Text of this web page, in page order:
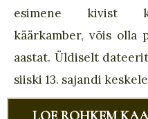
esimene kivist
käärkamber, võis olla
aastat. Üldiselt
siiski 13. sajandi